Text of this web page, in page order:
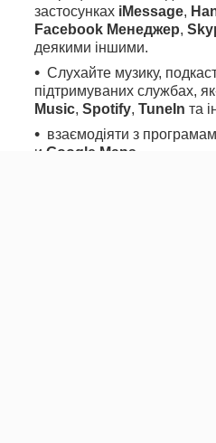
застосунках iMessage,
Facebook Менеджер,
деякими іншими.
Слухайте музику,
підтримуваних службах,
Music, Spotify, TuneIn та
взаємодіяти з
и Google Maps